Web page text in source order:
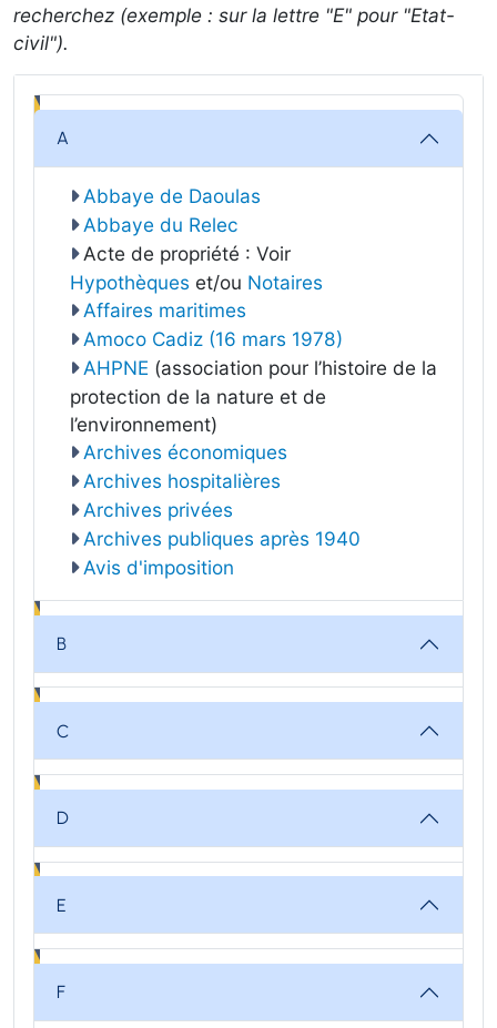
recherchez (exemple : sur la lettre "E" pour "Etat-
civil").
A
Abbaye de Daoulas
Abbaye du Relec
Acte de propriété : Voir
Hypothèques et/ou Notaires
Affaires maritimes
Amoco Cadiz (16 mars 1978)
AHPNE (association pour l’histoire de la
protection de la nature et de
l’environnement)
Archives économiques
Archives hospitalières
Archives privées
Archives publiques après 1940
Avis d'imposition
B
C
D
E
F